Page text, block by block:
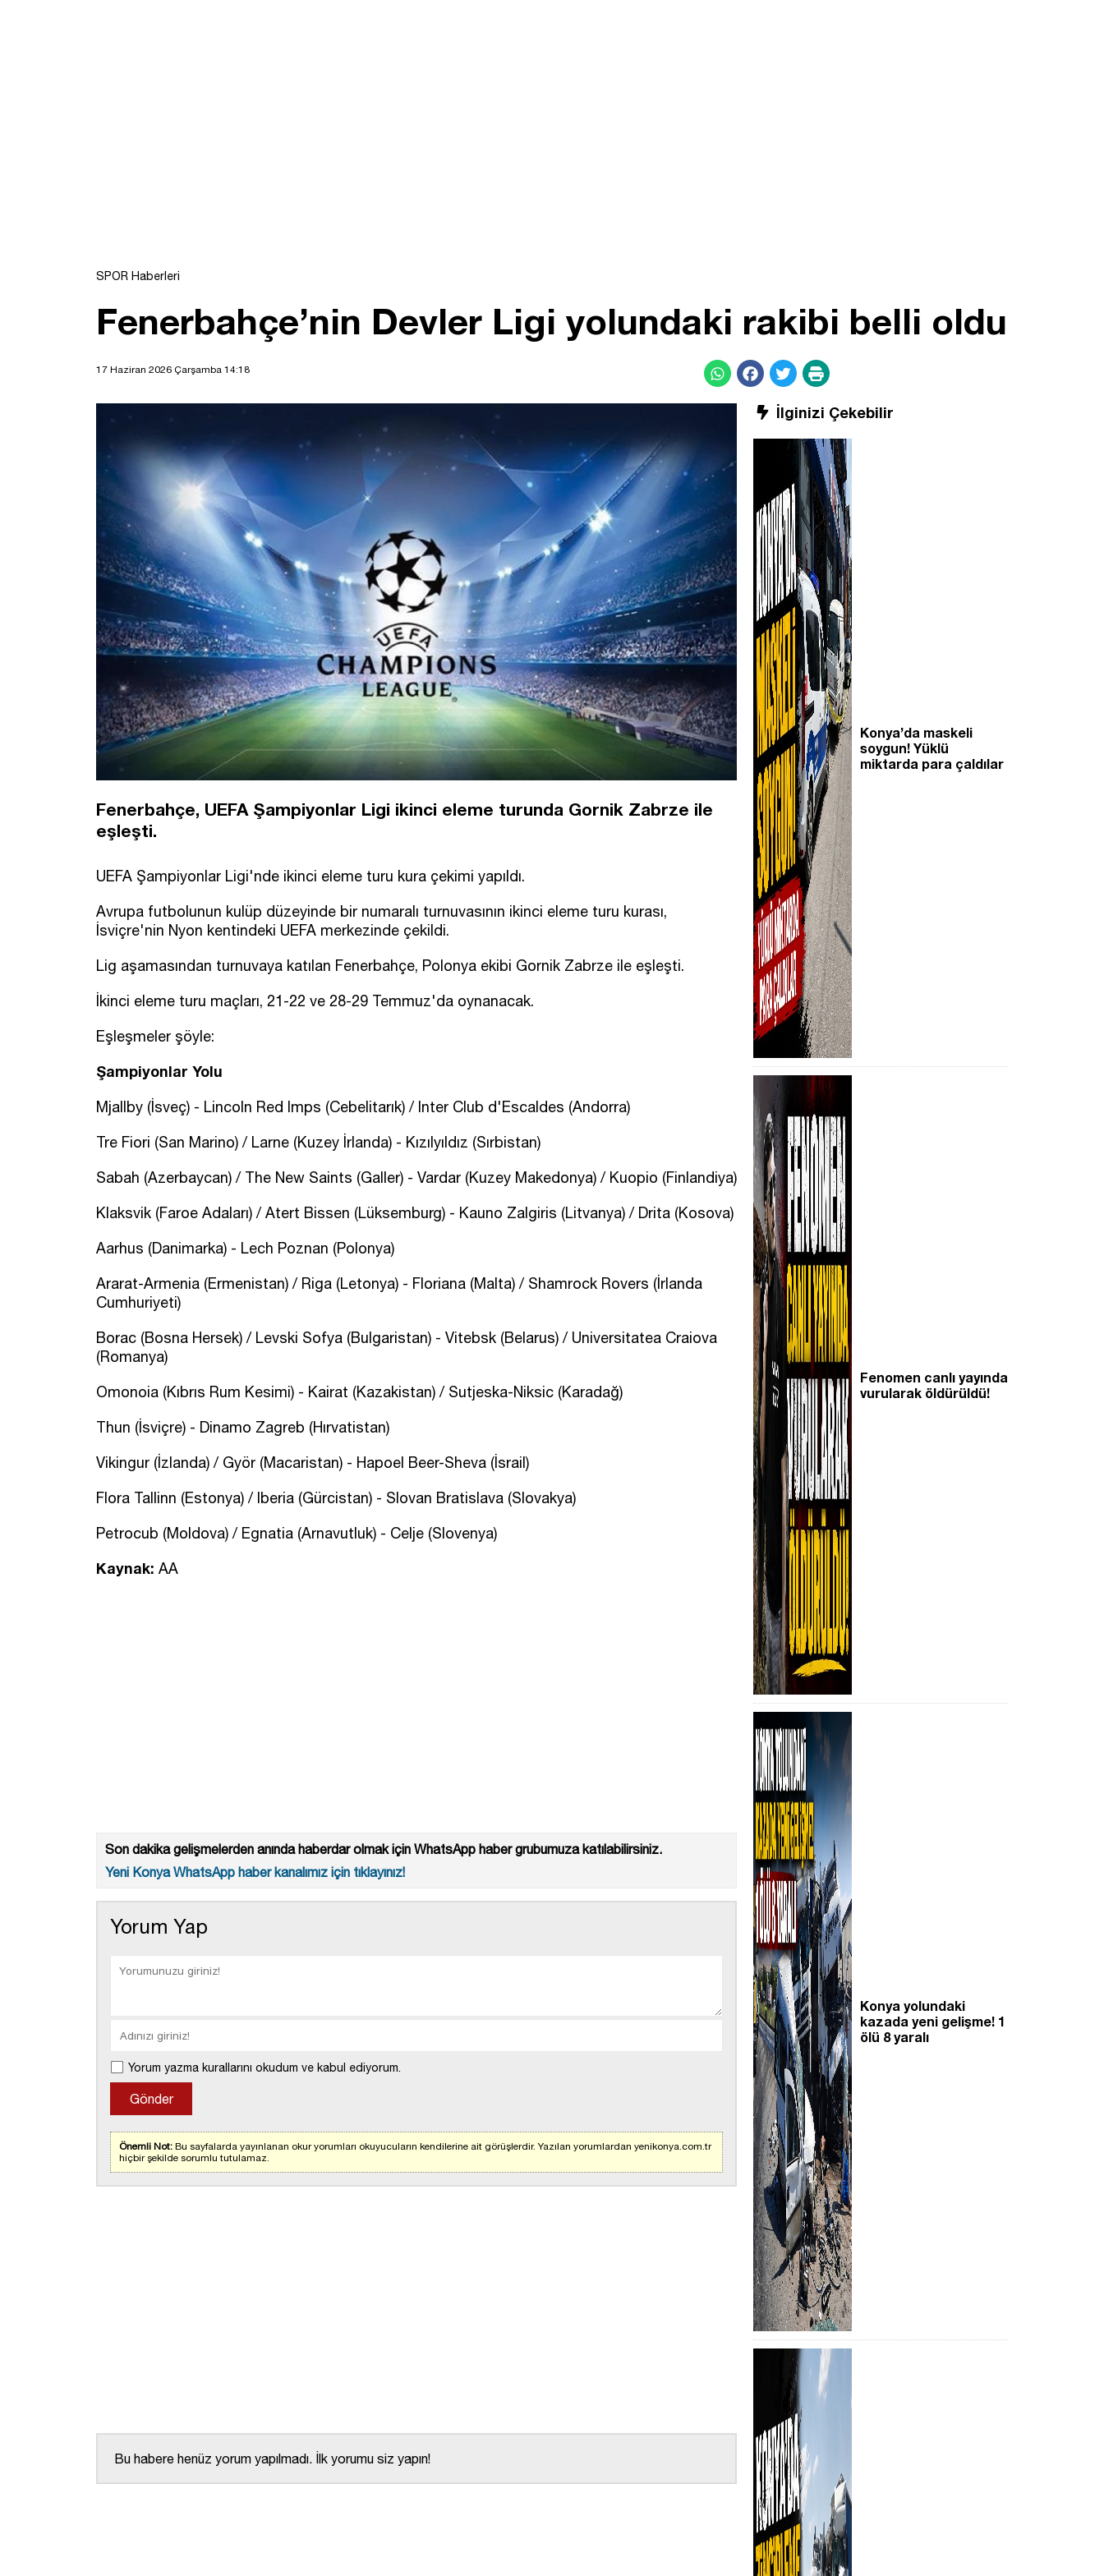
SPOR Haberleri
Fenerbahçe’nin Devler Ligi yolundaki rakibi belli oldu
17 Haziran 2026 Çarşamba 14:18
Fenerbahçe, UEFA Şampiyonlar Ligi ikinci eleme turunda Gornik Zabrze ile
eşleşti.
UEFA Şampiyonlar Ligi'nde ikinci eleme turu kura çekimi yapıldı.
Avrupa futbolunun kulüp düzeyinde bir numaralı turnuvasının ikinci eleme turu kurası,
İsviçre'nin Nyon kentindeki UEFA merkezinde çekildi.
Lig aşamasından turnuvaya katılan Fenerbahçe, Polonya ekibi Gornik Zabrze ile eşleşti.
İkinci eleme turu maçları, 21-22 ve 28-29 Temmuz'da oynanacak.
Eşleşmeler şöyle:
Şampiyonlar Yolu
Mjallby (İsveç) - Lincoln Red Imps (Cebelitarık) / Inter Club d'Escaldes (Andorra)
Tre Fiori (San Marino) / Larne (Kuzey İrlanda) - Kızılyıldız (Sırbistan)
Sabah (Azerbaycan) / The New Saints (Galler) - Vardar (Kuzey Makedonya) / Kuopio (Finlandiya)
Klaksvik (Faroe Adaları) / Atert Bissen (Lüksemburg) - Kauno Zalgiris (Litvanya) / Drita (Kosova)
Aarhus (Danimarka) - Lech Poznan (Polonya)
Ararat-Armenia (Ermenistan) / Riga (Letonya) - Floriana (Malta) / Shamrock Rovers (İrlanda
Cumhuriyeti)
Borac (Bosna Hersek) / Levski Sofya (Bulgaristan) - Vitebsk (Belarus) / Universitatea Craiova
(Romanya)
Omonoia (Kıbrıs Rum Kesimi) - Kairat (Kazakistan) / Sutjeska-Niksic (Karadağ)
Thun (İsviçre) - Dinamo Zagreb (Hırvatistan)
Vikingur (İzlanda) / Györ (Macaristan) - Hapoel Beer-Sheva (İsrail)
Flora Tallinn (Estonya) / Iberia (Gürcistan) - Slovan Bratislava (Slovakya)
Petrocub (Moldova) / Egnatia (Arnavutluk) - Celje (Slovenya)
Kaynak: AA
Son dakika gelişmelerden anında haberdar olmak için WhatsApp haber grubumuza katılabilirsiniz.
Yeni Konya WhatsApp haber kanalımız için tıklayınız!
Yorum Yap
Yorum yazma kurallarını okudum ve kabul ediyorum.
Önemli Not: Bu sayfalarda yayınlanan okur yorumları okuyucuların kendilerine ait görüşlerdir. Yazılan yorumlardan yenikonya.com.tr
hiçbir şekilde sorumlu tutulamaz.
Bu habere henüz yorum yapılmadı. İlk yorumu siz yapın!
İlginizi Çekebilir
Konya’da maskeli
soygun! Yüklü
miktarda para çaldılar
Fenomen canlı yayında
vurularak öldürüldü!
Konya yolundaki
kazada yeni gelişme! 1
ölü 8 yaralı